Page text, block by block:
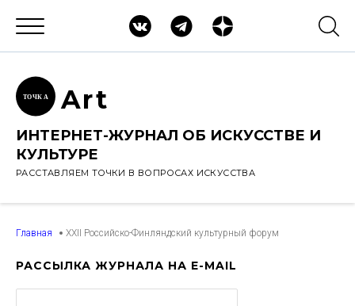
ТОЧК А Art
ИНТЕРНЕТ-ЖУРНАЛ ОБ ИСКУССТВЕ И
КУЛЬТУРЕ
РАССТАВЛЯЕМ ТОЧКИ В ВОПРОСАХ ИСКУССТВА
Главная XXII Российско-Финляндский культурный форум
РАССЫЛКА ЖУРНАЛА НА E-MAIL